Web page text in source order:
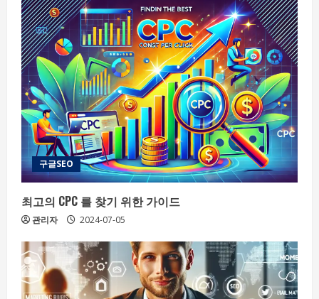
구글SEO
최고의 CPC 를 찾기 위한 가이드
관리자 2024-07-05